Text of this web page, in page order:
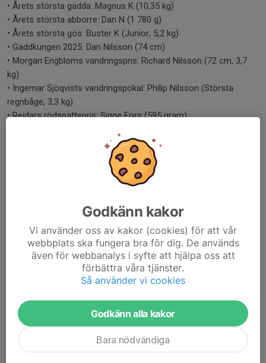
• Årets största gädda: Magnus K (10,35 kg)
• Årets största abborre: Dan N (1 780 g)
• Årets största gös: Buster K (Junior, 5,2 kg)
• Gäddkungen 2025: Dan Nilsson (74 cm)
• Morgan Engbloms vandringspris: Richard Nilsson (72 cm, 3,7
kg)
• Ingemar Sjöqvists vandringspokal: Philip Nilsson (Största
regnbåge, 3,3 kg)
• Reidars rödspättepris: Sigge Fors (595 gram)
• Arne Bergmans minnespris: Philip Nilsson (Abborre 46 cm
Värt att notera är att titeln "Horngäddekungen" förblir vakant för
Stort grattis till alla vinnare och tack för en fantastisk kväll! Nu
blickar vi framåt mot ett minst lika spännande fiskeår 2026!
Godkänn kakor
Vi använder oss av kakor (cookies) för att vår
webbplats ska fungera bra för dig. De används
även för webbanalys i syfte att hjälpa oss att
förbättra våra tjänster.
Så använder vi cookies
Godkänn alla kakor
Bara nödvändiga